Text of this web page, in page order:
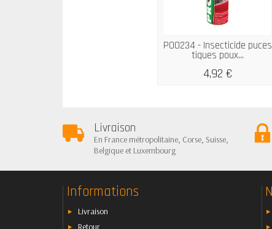
P00234 - Insecticide puces
tiques poux...
4,92 €
Livraison
En France métropolitaine, Corse, Suisse,
Belgique et Luxembourg
Informations
Livraison
Retour